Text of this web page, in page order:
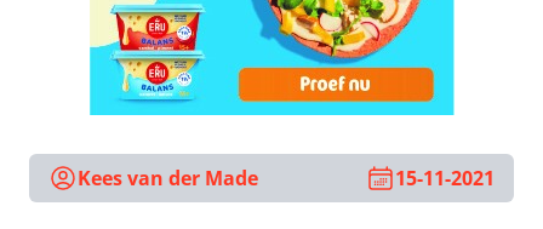
Kees van der Made 15-11-2021